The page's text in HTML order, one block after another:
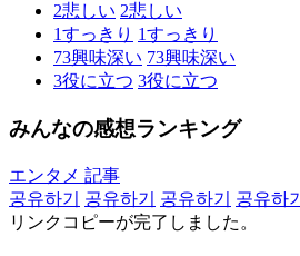
2悲しい 2悲しい
1すっきり 1すっきり
73興味深い 73興味深い
3役に立つ 3役に立つ
みんなの感想ランキング
エンタメ 記事
공유하기
공유하기 공유하기 공유하기
リンクコピーが完了しました。